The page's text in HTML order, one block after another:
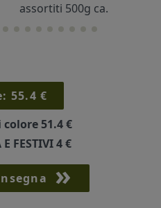
assortiti 500g ca.
55.4 €
colore51.4 €
FESTIVI4 €